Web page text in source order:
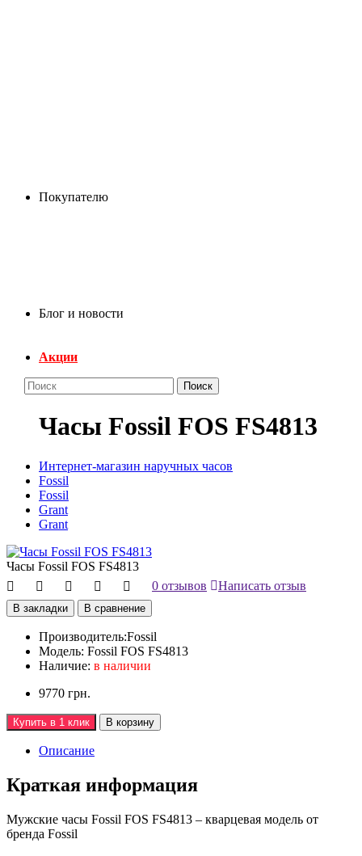
Покупателю
Блог и новости
Акции
Поиск
Часы Fossil FOS FS4813
Интернет-магазин наручных часов
Fossil
Fossil
Grant
Grant
Часы Fossil FOS FS4813
0 отзывов
Написать отзыв
В закладки В сравнение
Производитель:Fossil
Модель: Fossil FOS FS4813
Наличие: в наличии
9770 грн.
Купить в 1 клик В корзину
Описание
Краткая информация
Мужские часы Fossil FOS FS4813 – кварцевая модель от
бренда Fossil